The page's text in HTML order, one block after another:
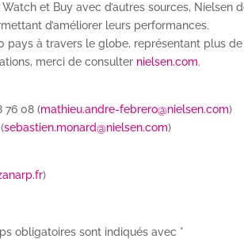
et Buy avec d’autres sources, Nielsen
d’améliorer leurs performances.
pays à travers le globe, représentant plus de
merci de consulter nielsen.com.
76 08 (mathieu.andre-febrero@nielsen.com)
sebastien.monard@nielsen.com)
)
obligatoires sont indiqués avec *